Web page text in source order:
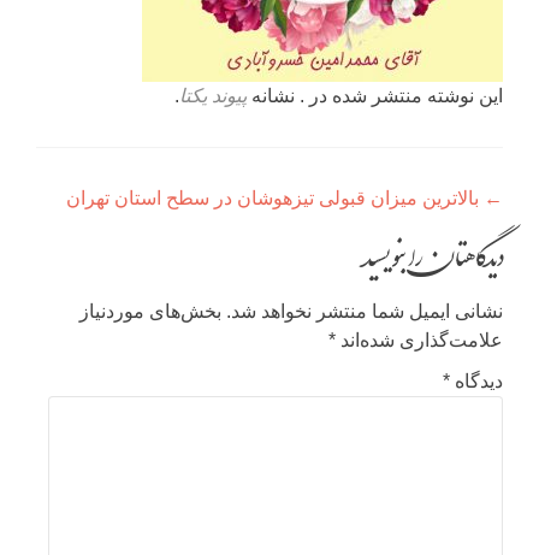
این نوشته منتشر شده در . نشانه پیوند یکتا.
راهبری
نوشته
← بالاترین میزان قبولی تیزهوشان در سطح استان تهران
دیدگاهتان را بنویسید
نشانی ایمیل شما منتشر نخواهد شد. بخش‌های موردنیاز
علامت‌گذاری شده‌اند *
دیدگاه *